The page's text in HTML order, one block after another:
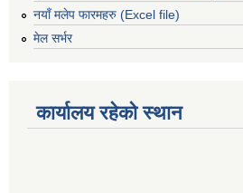
नयाँ मलेप फारमहरु (Excel file)
मेल सर्भर
कार्यालय रहेको स्थान